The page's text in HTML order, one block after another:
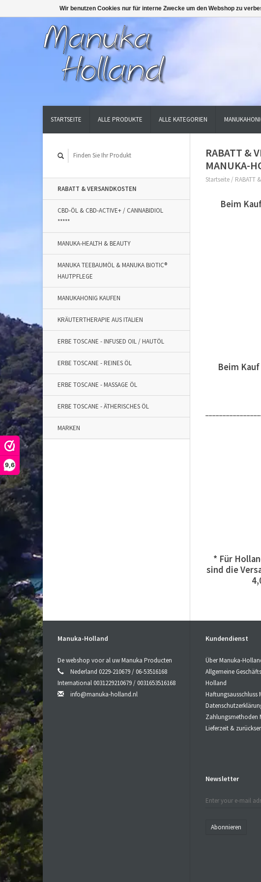
9,6
STARTSEITE ALLE PRODUKTE ALLE KATEGORIEN
RABATT & VERSANDKOSTEN
CBD-ÖL & CBD-ACTIVE+ / CANNABIDIOL
*****
MANUKA-HEALTH & BEAUTY
MANUKA TEEBAUMÖL & MANUKA BIOTIC®
HAUTPFLEGE
MANUKAHONIG KAUFEN
KRÄUTERTHERAPIE AUS ITALIEN
ERBE TOSCANE - INFUSED OIL / HAUTÖL
ERBE TOSCANE - REINES ÖL
ERBE TOSCANE - MASSAGE ÖL
ERBE TOSCANE - ÄTHERISCHES ÖL
MARKEN
RABATT &
MANUKA-
Startseite / RABATT
Beim
Beim
* Für
sind die
Manuka-Holland
De webshop voor al uw Manuka Producten
Nederland 0229-210679 / 06-53516168
International 0031229210679 / 0031653516168
info@manuka-holland.nl
Kundendienst
Über Manuka-
Allgemeine
Holland
Haftungsausschluss
Zahlungsmethoden
Lieferzeit &
Newsletter
Abonnieren
Wir benutzen Cookies nur für interne Zwecke um den Webshop zu